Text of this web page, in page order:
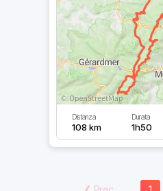
Distanza
108 km
Durata
1h50